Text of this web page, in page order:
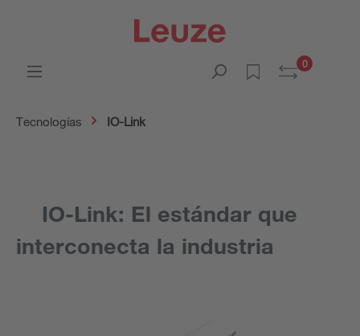
0
Tecnologías IO-Link
IO-Link: El estándar que
interconecta la industria